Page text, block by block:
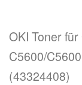
OKI Toner für
C5600/
(43324408)